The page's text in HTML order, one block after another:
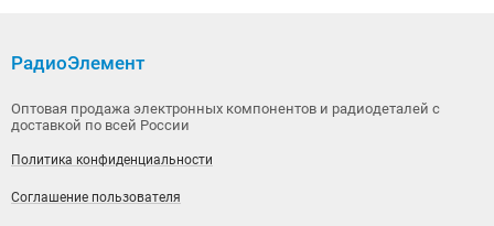
РадиоЭлемент
Оптовая продажа электронных компонентов и радиодеталей с
доставкой по всей России
Политика конфиденциальности
Соглашение пользователя